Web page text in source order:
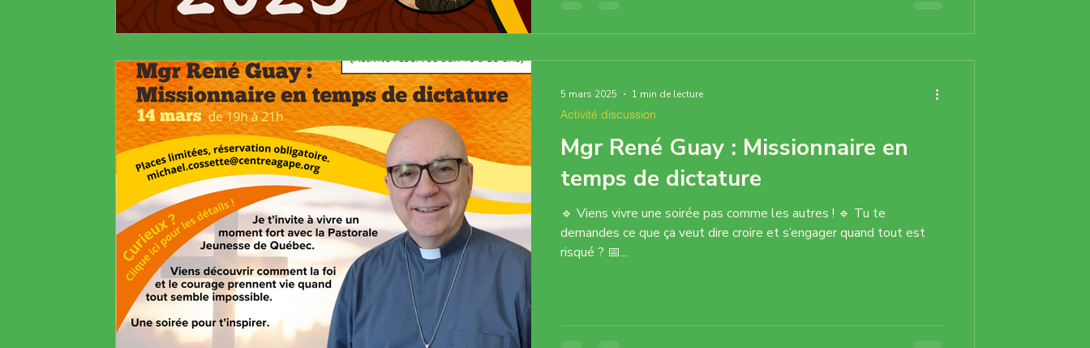
Mgr René Guay : Missionnaire en
temps de dictature
🔹 Viens vivre une soirée pas comme les autres ! 🔹 Tu te
demandes ce que ça veut dire croire et s’engager quand tout est
risqué ? 📅...
Activité discussion
5 mars 2025 1 min de lecture